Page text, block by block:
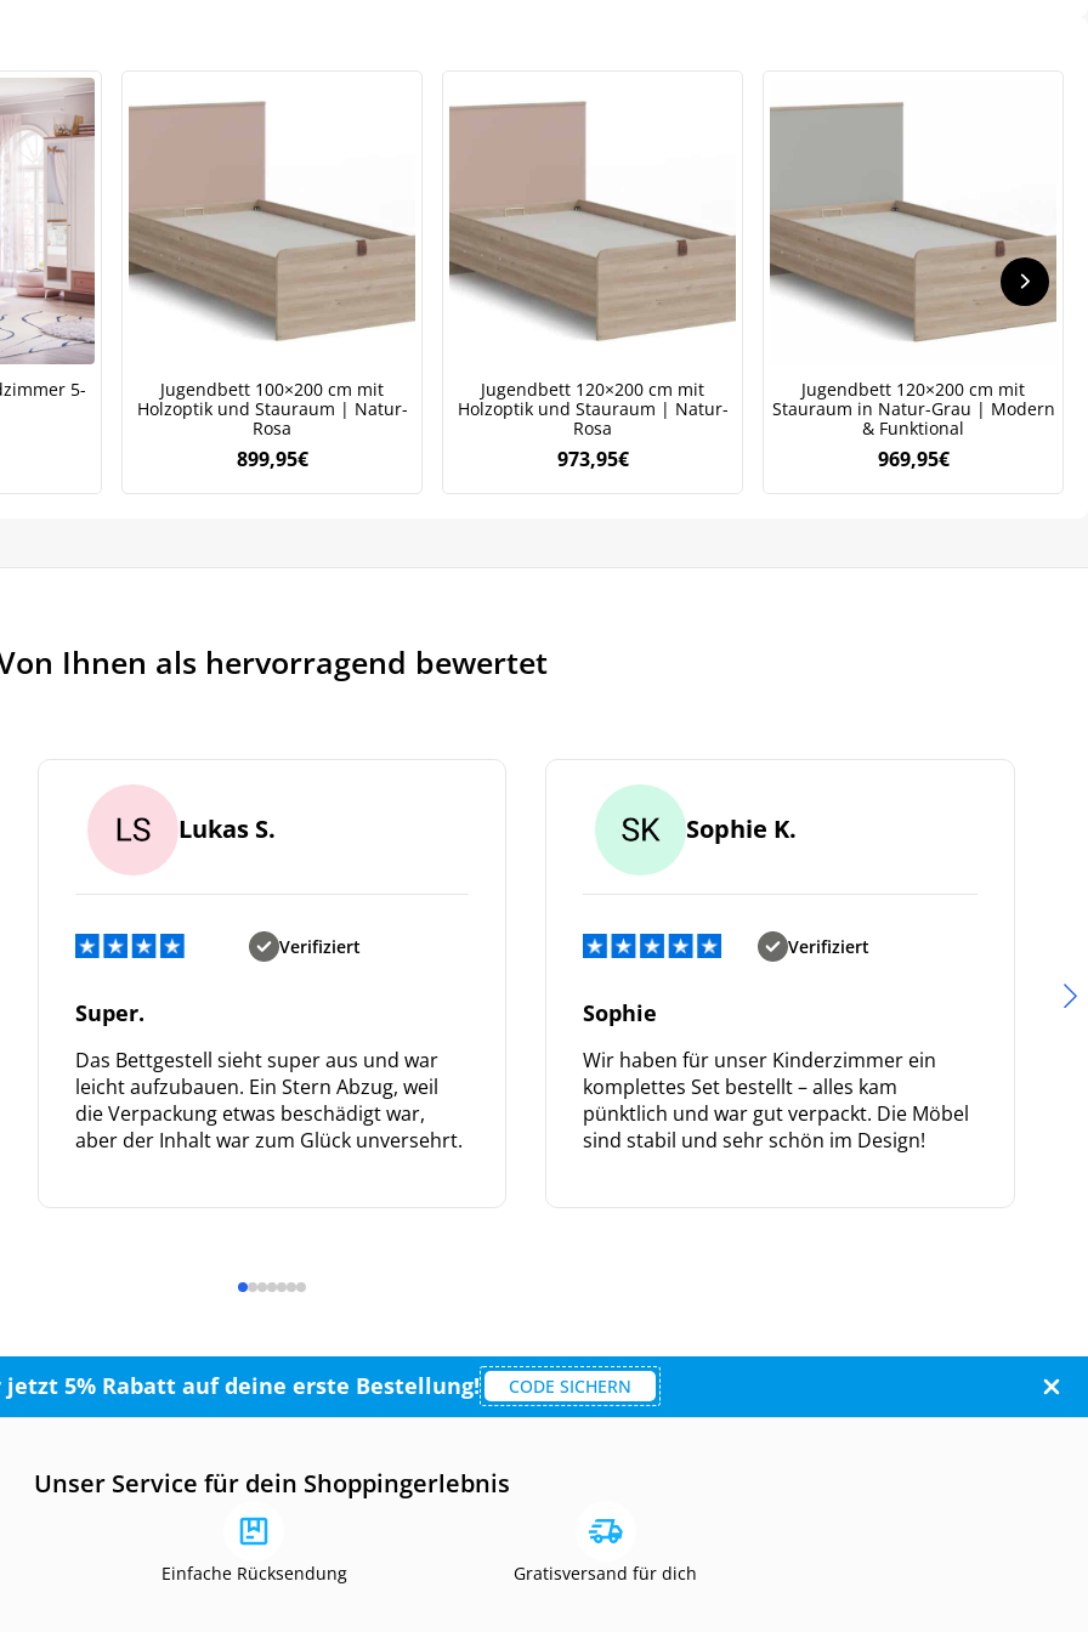
5-
Jugendbett 100×200 cm mit
Holzoptik und Stauraum | Natur-
Rosa
899,95€
Jugendbett 120×200 cm mit
Holzoptik und Stauraum | Natur-
Rosa
973,95€
Jugendbett 120×200 cm mit
Stauraum in Natur-Grau | Modern
& Funktional
969,95€
Ihnen als hervorragend bewertet
Lukas S.
Verifiziert
Super.
Das Bettgestell sieht super aus und war
leicht aufzubauen. Ein Stern Abzug, weil
die Verpackung etwas beschädigt war,
aber der Inhalt war zum Glück unversehrt.
Sophie K.
Verifiziert
Sophie
Wir haben für unser Kinderzimmer ein
komplettes Set bestellt – alles kam
pünktlich und war gut verpackt. Die Möbel
sind stabil und sehr schön im Design!
jetzt 5% Rabatt auf deine erste Bestellung! CODE SICHERN
Unser Service für dein Shoppingerlebnis
Einfache Rücksendung Gratisversand für dich